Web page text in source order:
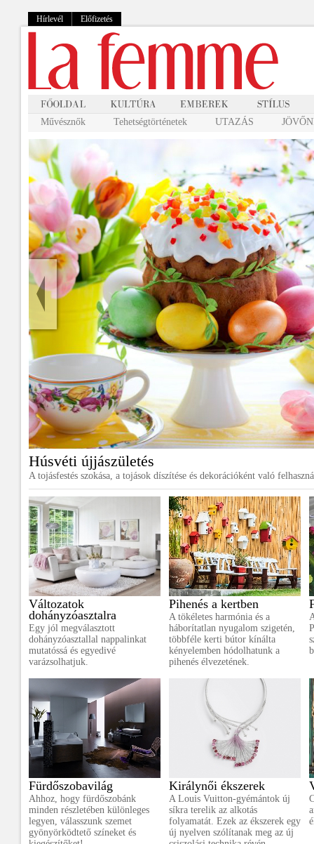
Hírlevél Előfizetés
Művésznők Tehetségtörténetek UTAZÁS
Húsvéti újjászületés
A tojásfestés szokása, a tojások díszítése és dekorációként való
Változatok
dohányzóasztalra
Egy jól megválasztott
dohányzóasztallal nappalinkat
mutatóssá és egyedivé
varázsolhatjuk.
Pihenés a kertben
A tökéletes harmónia és a
háborítatlan nyugalom szigetén,
többféle kerti bútor kínálta
kényelemben hódolhatunk a
pihenés élvezetének.
Fürdőszobavilág
Ahhoz, hogy fürdőszobánk
minden részletében különleges
legyen, válasszunk szemet
gyönyörködtető színeket és
Királynői ékszerek
A Louis Vuitton-gyémántok új
síkra terelik az alkotás
folyamatát. Ezek az ékszerek egy
új nyelven szólítanak meg az új